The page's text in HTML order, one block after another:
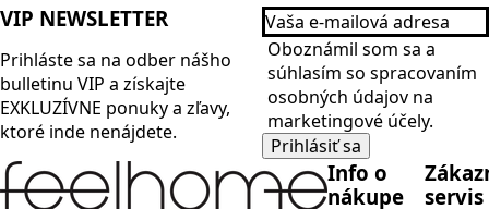
VIP NEWSLETTER
Prihláste sa na odber nášho
bulletinu VIP a získajte
EXKLUZÍVNE ponuky a zľavy,
ktoré inde nenájdete.
Vaša
e-
mailová
adresa
*
Name
*
Oboznámil som sa a
súhlasím so spracovaním
osobných údajov na
marketingové účely.
Prihlásiť sa
Info o
nákupe
servis